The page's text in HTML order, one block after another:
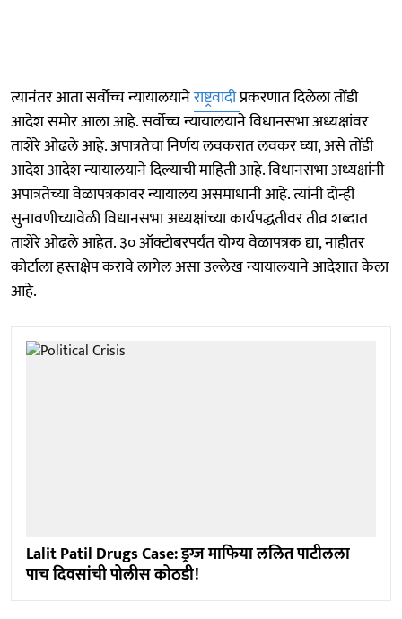
त्यानंतर आता सर्वोच्च न्यायालयानेराष्ट्रवादीप्रकरणात दिलेला तोंडी
आदेश समोर आला आहे. सर्वोच्च न्यायालयाने विधानसभा अध्यक्षांवर
ताशेरे ओढले आहे. अपात्रतेचा निर्णय लवकरात लवकर घ्या, असे तोंडी
आदेश आदेश न्यायालयाने दिल्याची माहिती आहे. विधानसभा अध्यक्षांनी
अपात्रतेच्या वेळापत्रकावर न्यायालय असमाधानी आहे. त्यांनी दोन्ही
सुनावणीच्यावेळी विधानसभा अध्यक्षांच्या कार्यपद्धतीवर तीव्र शब्दात
ताशेरे ओढले आहेत. ३० ऑक्टोबरपर्यंत योग्य वेळापत्रक द्या, नाहीतर
कोर्टाला हस्तक्षेप करावे लागेल असा उल्लेख न्यायालयाने आदेशात केला
आहे.
Lalit Patil Drugs Case: ड्रग्ज माफिया ललित पाटीलला
पाच दिवसांची पोलीस कोठडी!